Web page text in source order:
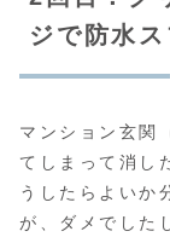
ジで防水
マンション玄関
てしまって消し
うしたらよいか
が、ダメでした